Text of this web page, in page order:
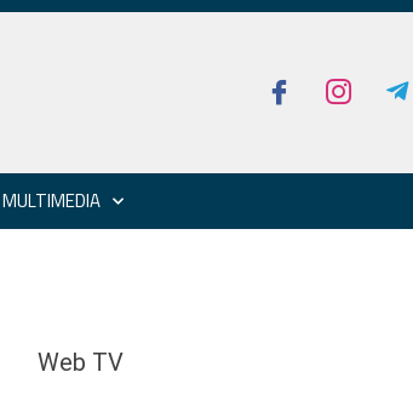
MULTIMEDIA
Web TV